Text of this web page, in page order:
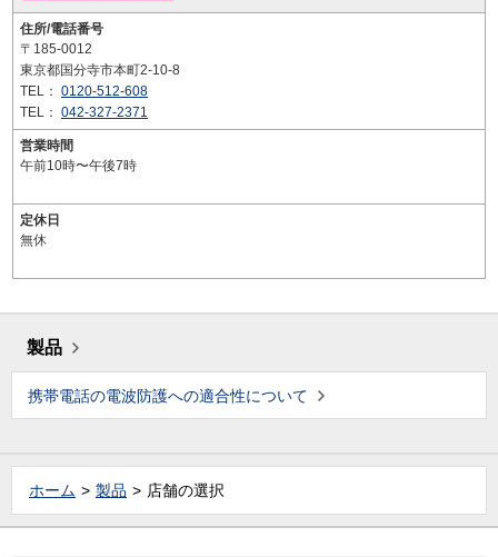
住所/電話番号
〒185-0012
東京都国分寺市本町2-10-8
TEL： 0120-512-608
TEL： 042-327-2371
営業時間
午前10時〜午後7時
定休日
無休
製品
携帯電話の電波防護への適合性について
ホーム 製品 店舗の選択